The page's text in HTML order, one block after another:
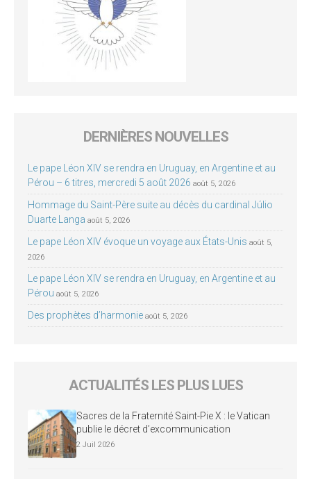
DERNIÈRES NOUVELLES
Le pape Léon XIV se rendra en Uruguay, en Argentine et au
Pérou – 6 titres, mercredi 5 août 2026 août 5, 2026
Hommage du Saint-Père suite au décès du cardinal Júlio
Duarte Langa août 5, 2026
Le pape Léon XIV évoque un voyage aux États-Unis août 5,
2026
Le pape Léon XIV se rendra en Uruguay, en Argentine et au
Pérou août 5, 2026
Des prophètes d’harmonie août 5, 2026
ACTUALITÉS LES PLUS LUES
Sacres de la Fraternité Saint-Pie X : le Vatican
publie le décret d’excommunication
2 Juil 2026